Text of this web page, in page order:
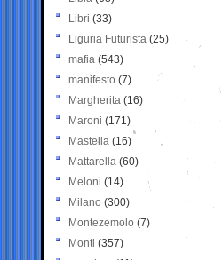
Libri (33)
Liguria Futurista (25)
mafia (543)
manifesto (7)
Margherita (16)
Maroni (171)
Mastella (16)
Mattarella (60)
Meloni (14)
Milano (300)
Montezemolo (7)
Monti (357)